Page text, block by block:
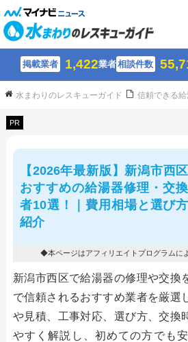
掲載業者 1,422業者相談件数
水まわりのレスキューガイド 信頼できる
PR
【2026年最新版】新潟市西
おすすめの給湯器修理・交
者10選！｜費用相場と選び
紹介
◆本ページはアフィリエイトプログラムに
新潟市西区で給湯器の修理や交換
で信頼されるおすすめ業者を厳選
や見積、工事対応、選び方、交換
やすく解説し、初めての方でも